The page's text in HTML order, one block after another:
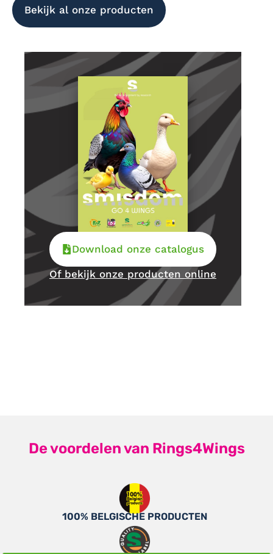
Bekijk al onze producten
Download onze catalogus
Of bekijk onze producten online
De voordelen van Rings4Wings
100% BELGISCHE PRODUCTEN